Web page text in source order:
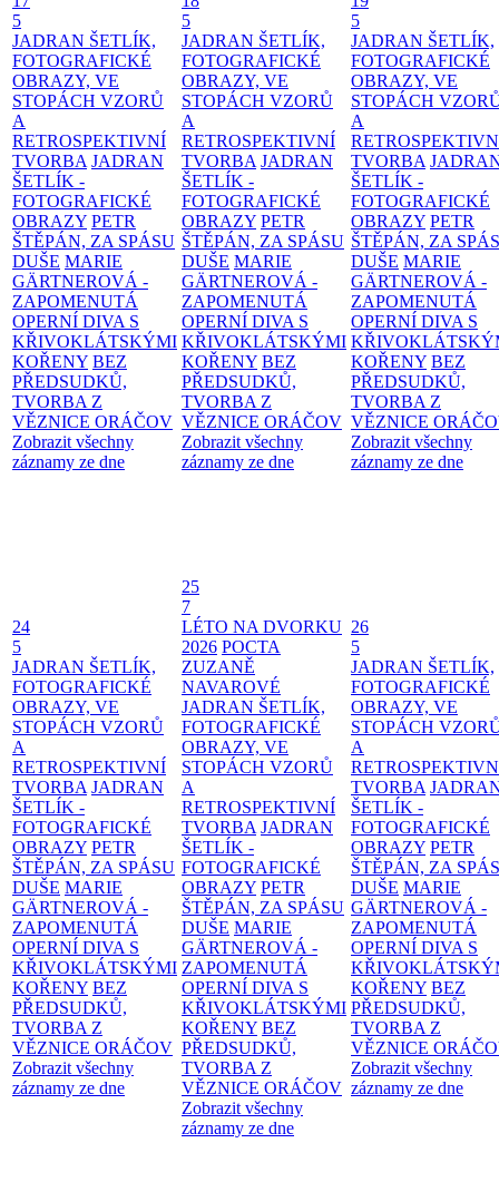
5
JADRAN ŠETLÍK,
FOTOGRAFICKÉ
OBRAZY, VE
STOPÁCH VZORŮ
A
RETROSPEKTIVNÍ
TVORBA JADRAN
ŠETLÍK -
FOTOGRAFICKÉ
OBRAZY PETR
ŠTĚPÁN, ZA SPÁSU
DUŠE MARIE
GÄRTNEROVÁ -
ZAPOMENUTÁ
OPERNÍ DIVA S
KŘIVOKLÁTSKÝMI
KOŘENY BEZ
PŘEDSUDKŮ,
TVORBA Z
VĚZNICE ORÁČOV
Zobrazit všechny
záznamy ze dne
5
JADRAN ŠETLÍK,
FOTOGRAFICKÉ
OBRAZY, VE
STOPÁCH VZORŮ
A
RETROSPEKTIVNÍ
TVORBA JADRAN
ŠETLÍK -
FOTOGRAFICKÉ
OBRAZY PETR
ŠTĚPÁN, ZA SPÁSU
DUŠE MARIE
GÄRTNEROVÁ -
ZAPOMENUTÁ
OPERNÍ DIVA S
KŘIVOKLÁTSKÝMI
KOŘENY BEZ
PŘEDSUDKŮ,
TVORBA Z
VĚZNICE ORÁČOV
Zobrazit všechny
záznamy ze dne
5
JADRAN ŠETLÍK,
FOTOGRAFICKÉ
OBRAZY, VE
STOPÁCH
A
TVORBA
ŠETLÍK -
FOTOGRAFICKÉ
OBRAZY PETR
ŠTĚPÁN, ZA
DUŠE MARIE
GÄRTNEROVÁ -
ZAPOMENUTÁ
OPERNÍ DIVA S
KOŘENY BEZ
PŘEDSUDKŮ,
TVORBA Z
VĚZNICE
Zobrazit všechny
záznamy ze dne
24
5
JADRAN ŠETLÍK,
FOTOGRAFICKÉ
OBRAZY, VE
STOPÁCH VZORŮ
A
RETROSPEKTIVNÍ
TVORBA JADRAN
ŠETLÍK -
FOTOGRAFICKÉ
OBRAZY PETR
ŠTĚPÁN, ZA SPÁSU
DUŠE MARIE
GÄRTNEROVÁ -
ZAPOMENUTÁ
OPERNÍ DIVA S
KŘIVOKLÁTSKÝMI
KOŘENY BEZ
PŘEDSUDKŮ,
TVORBA Z
VĚZNICE ORÁČOV
Zobrazit všechny
záznamy ze dne
25
7
LÉTO NA DVORKU
2026 POCTA
ZUZANĚ
NAVAROVÉ
JADRAN ŠETLÍK,
FOTOGRAFICKÉ
OBRAZY, VE
STOPÁCH VZORŮ
A
RETROSPEKTIVNÍ
TVORBA JADRAN
ŠETLÍK -
FOTOGRAFICKÉ
OBRAZY PETR
ŠTĚPÁN, ZA SPÁSU
DUŠE MARIE
GÄRTNEROVÁ -
ZAPOMENUTÁ
OPERNÍ DIVA S
KŘIVOKLÁTSKÝMI
KOŘENY BEZ
PŘEDSUDKŮ,
TVORBA Z
VĚZNICE ORÁČOV
Zobrazit všechny
záznamy ze dne
26
5
JADRAN ŠETLÍK,
FOTOGRAFICKÉ
OBRAZY, VE
STOPÁCH
A
TVORBA
ŠETLÍK -
FOTOGRAFICKÉ
OBRAZY PETR
ŠTĚPÁN, ZA
DUŠE MARIE
GÄRTNEROVÁ -
ZAPOMENUTÁ
OPERNÍ DIVA S
KOŘENY BEZ
PŘEDSUDKŮ,
TVORBA Z
VĚZNICE
Zobrazit všechny
záznamy ze dne